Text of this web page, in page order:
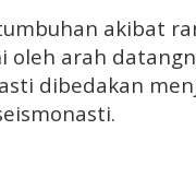
akibat
oleh arah
dibedakan